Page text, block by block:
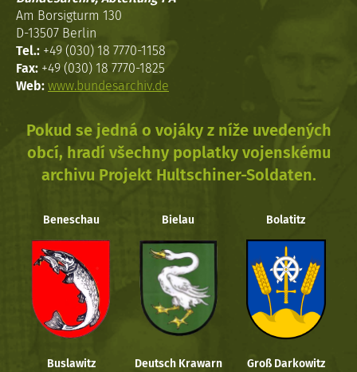
Am Borsigturm 130
D-13507 Berlin
Tel.: +49 (030) 18 7770-1158
Fax: +49 (030) 18 7770-1825
Web: www.bundesarchiv.de
Pokud se jedná o vojáky z níže uvedených
obcí, hradí všechny poplatky vojenskému
archivu Projekt Hultschiner-Soldaten.
Beneschau Bielau Bolatitz
Buslawitz Deutsch Krawarn Groß Darkowitz